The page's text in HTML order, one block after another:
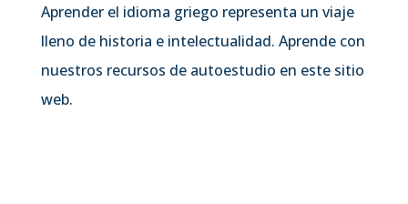
Aprender el idioma griego representa un viaje
lleno de historia e intelectualidad. Aprende con
nuestros recursos de autoestudio en este sitio
web.